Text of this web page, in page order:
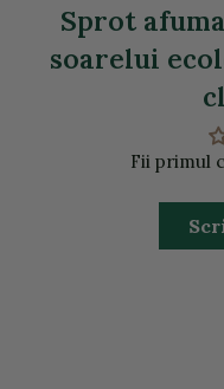
Sprot
soarelui
Fii primul